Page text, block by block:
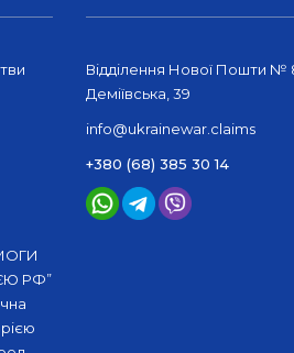
РФ”
Відділення Нової Пошти №
Деміївська, 39
info@ukrainewar.claims
+380 (68) 385 30 14